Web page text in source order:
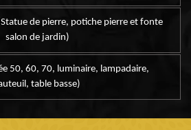
de pierre, potiche pierre et fonte
salon de jardin)
50, 60, 70, luminaire, lampadaire,
table basse)